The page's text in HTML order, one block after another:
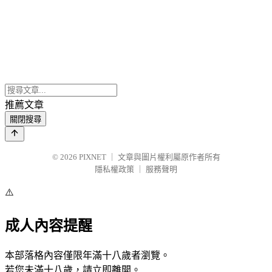
推薦文章
關閉搜尋
© 2026 PIXNET
文章與圖片權利屬原作者所有
隱私權政策
服務聲明
⚠️
成人內容提醒
本部落格內容僅限年滿十八歲者瀏覽。
若您未滿十八歲，請立即離開。